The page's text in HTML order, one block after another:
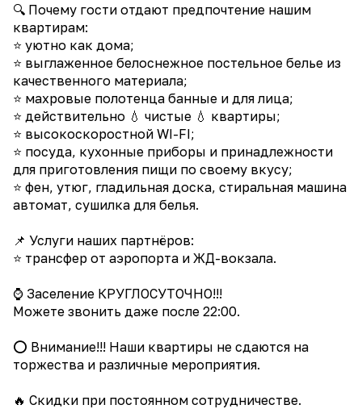
🔍 Почему гости отдают предпочтение нашим
квартирам:
⭐ уютно как дома;
⭐ выглаженное белоснежное постельное белье из
качественного материала;
⭐ махровые полотенца банные и для лица;
⭐ действительно 💧 чистые 💧 квартиры;
⭐ высокоскоростной WI-FI;
⭐ посуда, кухонные приборы и принадлежности
для приготовления пищи по своему вкусу;
⭐ фен, утюг, гладильная доска, стиральная машина
автомат, сушилка для белья.
📌 Услуги наших партнёров:
⭐ трансфер от аэропорта и ЖД-вокзала.
⌚ Заселение КРУГЛОСУТОЧНО!!!
Можете звонить даже после 22:00.
⭕ Внимание!!! Наши квартиры не сдаются на
торжества и различные мероприятия.
🔥 Скидки при постоянном сотрудничестве.